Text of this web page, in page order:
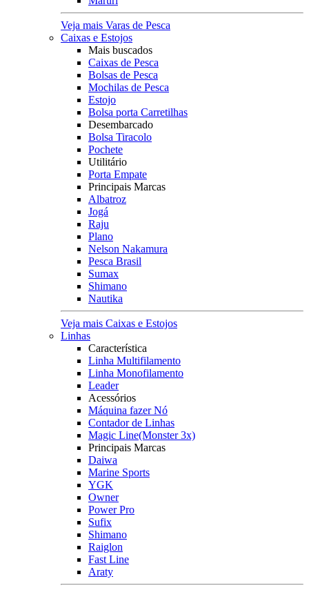
Veja mais Varas de Pesca
Caixas e Estojos
Mais buscados
Caixas de Pesca
Bolsas de Pesca
Mochilas de Pesca
Estojo
Bolsa porta Carretilhas
Desembarcado
Bolsa Tiracolo
Pochete
Utilitário
Porta Empate
Principais Marcas
Albatroz
Jogá
Raju
Plano
Nelson Nakamura
Pesca Brasil
Sumax
Shimano
Nautika
Veja mais Caixas e Estojos
Linhas
Característica
Linha Multifilamento
Linha Monofilamento
Leader
Acessórios
Máquina fazer Nó
Contador de Linhas
Magic Line(Monster 3x)
Principais Marcas
Daiwa
Marine Sports
YGK
Owner
Power Pro
Sufix
Shimano
Raiglon
Fast Line
Araty